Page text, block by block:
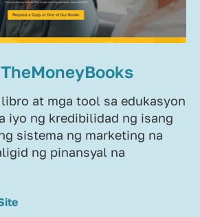
at mga tool sa edukasyon
iyo ng kredibilidad ng isang
sistema ng marketing na
ng pinansyal na